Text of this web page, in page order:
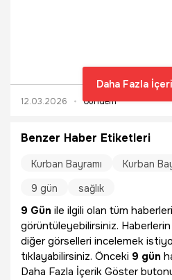
12.03.2026 Gündem
Daha Fazla
Benzer Haber Etiketleri
Kurban Bayramı Kurban
9 gün
sağlık
9 Gün ile ilgili olan tüm
görüntüleyebilirsiniz. Haberlerin
diğer görselleri incelemek
tıklayabilirsiniz. Önceki 9 gün
Daha Fazla İçerik Göster